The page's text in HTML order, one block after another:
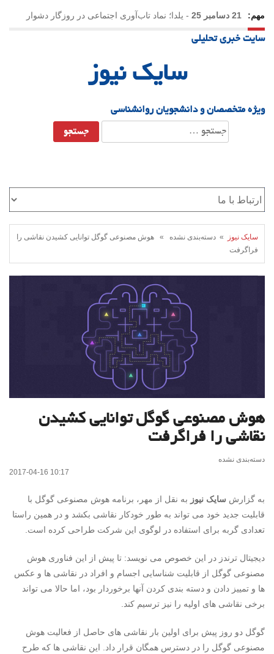
مهم: 21 دسامبر 25 - یلدا؛ نماد تاب‌آوری اجتماعی در روزگار دشوار
سایت خبری تحلیلی
سایک نیوز
ویژه متخصصان و دانشجویان روانشناسی
جستجو
برای:
سایک نیوز
» دسته‌بندی نشده » هوش مصنوعی گوگل توانایی کشیدن نقاشی را
فراگرفت
هوش مصنوعی گوگل توانایی کشیدن
نقاشی را فراگرفت
دسته‌بندی نشده
2017-04-16 10:17
به گزارش سایک نیوز به نقل از مهر، برنامه هوش مصنوعی گوگل با
قابلیت جدید خود می تواند به طور خودکار نقاشی بکشد و در همین راستا
تعدادی گربه برای استفاده در لوگوی این شرکت طراحی کرده است.
دیجیتال ترندز در این خصوص می نویسد: تا پیش از این فناوری هوش
مصنوعی گوگل از قابلیت شناسایی اجسام و افراد در نقاشی ها و عکس
ها و تمییز دادن و دسته بندی کردن آنها برخوردار بود، اما حالا می تواند
برخی نقاشی های اولیه را نیز ترسیم کند.
گوگل دو روز پیش برای اولین بار نقاشی های حاصل از فعالیت هوش
مصنوعی گوگل را در دسترس همگان قرار داد. این نقاشی ها که طرح